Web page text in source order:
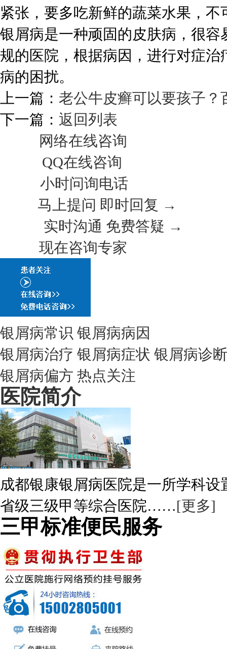
紧张，要多吃新鲜的蔬菜水果，
银屑病是一种顽固的皮肤病，很
规的医院，根据病因，进行对症
病的困扰。
上一篇： 老公牛皮癣可以要孩子
下一篇： 返回列表
网络在线咨询
QQ在线咨询
小时问询电话
马上提问 即时回复 →
实时沟通 免费答疑 →
现在咨询专家
银屑病常识 银屑病病因
银屑病治疗 银屑病症状 银屑病诊断
银屑病偏方 热点关注
医院简介
成都银康银屑病医院是一所学科
省级三级甲等综合医院……[更多]
三甲标准便民服务